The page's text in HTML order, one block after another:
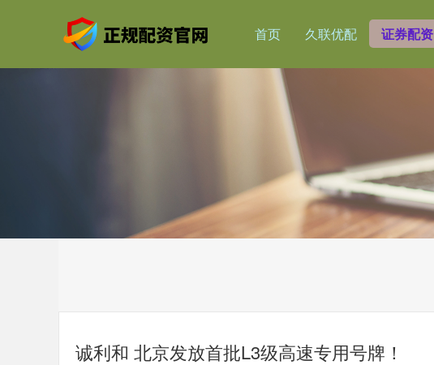
首页 久联优配 证券配资
诚利和 北京发放首批L3级高速专用号牌！